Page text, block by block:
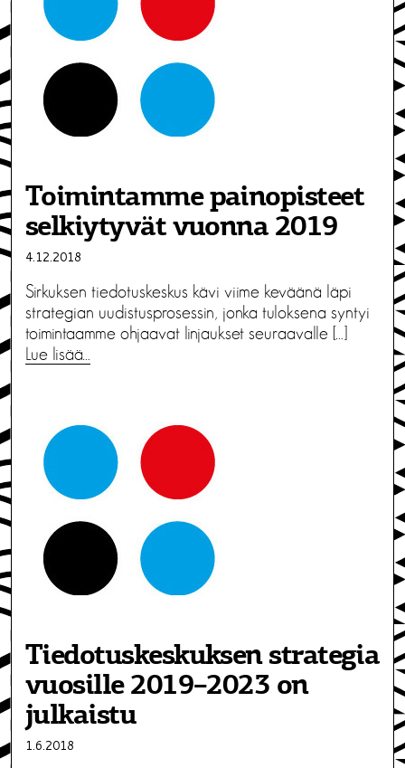
Toimintamme painopisteet
selkiytyvät vuonna 2019
4.12.2018
Sirkuksen tiedotuskeskus kävi viime keväänä läpi
strategian uudistusprosessin, jonka tuloksena syntyi
toimintaamme ohjaavat linjaukset seuraavalle […]
Lue lisää…
Tiedotuskeskuksen strategia
vuosille 2019–2023 on
julkaistu
1.6.2018